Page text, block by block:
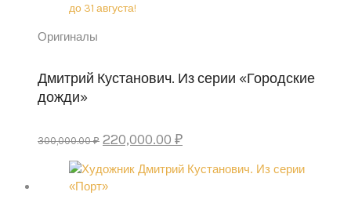
до 31 августа!
Оригиналы
Дмитрий Кустанович. Из серии «Городские
дожди»
300,000.00 ₽ Original
was:
300,000.00 ₽.
220,000.00 ₽Current
is: